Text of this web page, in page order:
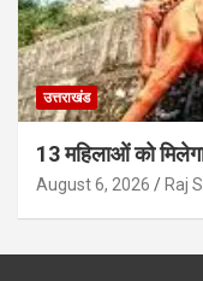
उत्तराखंड
13 महिलाओं को
August 6, 2026 Raj